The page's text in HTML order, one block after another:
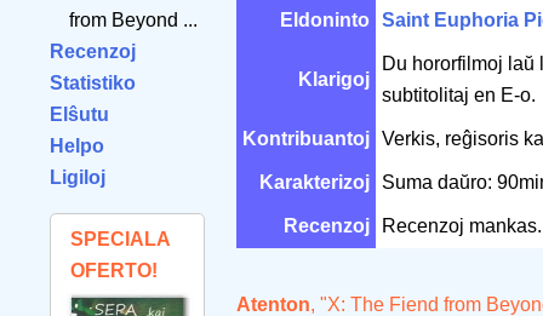
from Beyond ...
Recenzoj
Statistiko
Elŝutu
Helpo
Ligiloj
SPECIALA
OFERTO!
Eldoninto Saint Euphoria
Klarigoj
Du hororfilmoj laŭ
subtitolitaj en E-o.
Kontribuantoj Verkis, reĝisoris
Karakterizoj Suma daŭro:
Recenzoj Recenzoj mankas.
Atenton, "X: The Fiend from